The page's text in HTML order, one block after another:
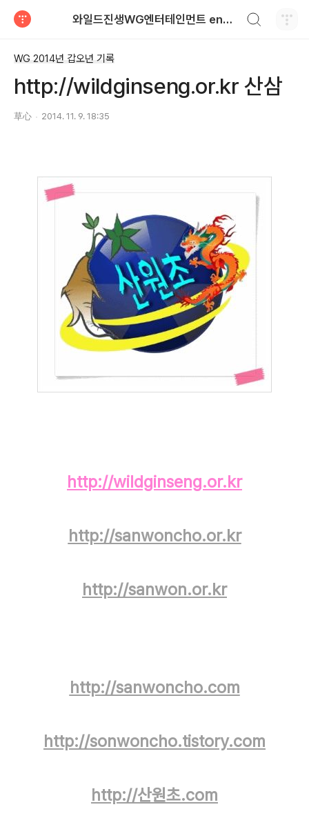
와일드진생WG엔터테인먼트 entertainment
WG 2014년 갑오년 기록
http://wildginseng.or.kr 산삼
草心 2014. 11. 9. 18:35
http://wildginseng.or.kr
http://sanwoncho.or.kr
http://sanwon.or.kr
http://sanwoncho.com
http://sonwoncho.tistory.com
http://산원초.com